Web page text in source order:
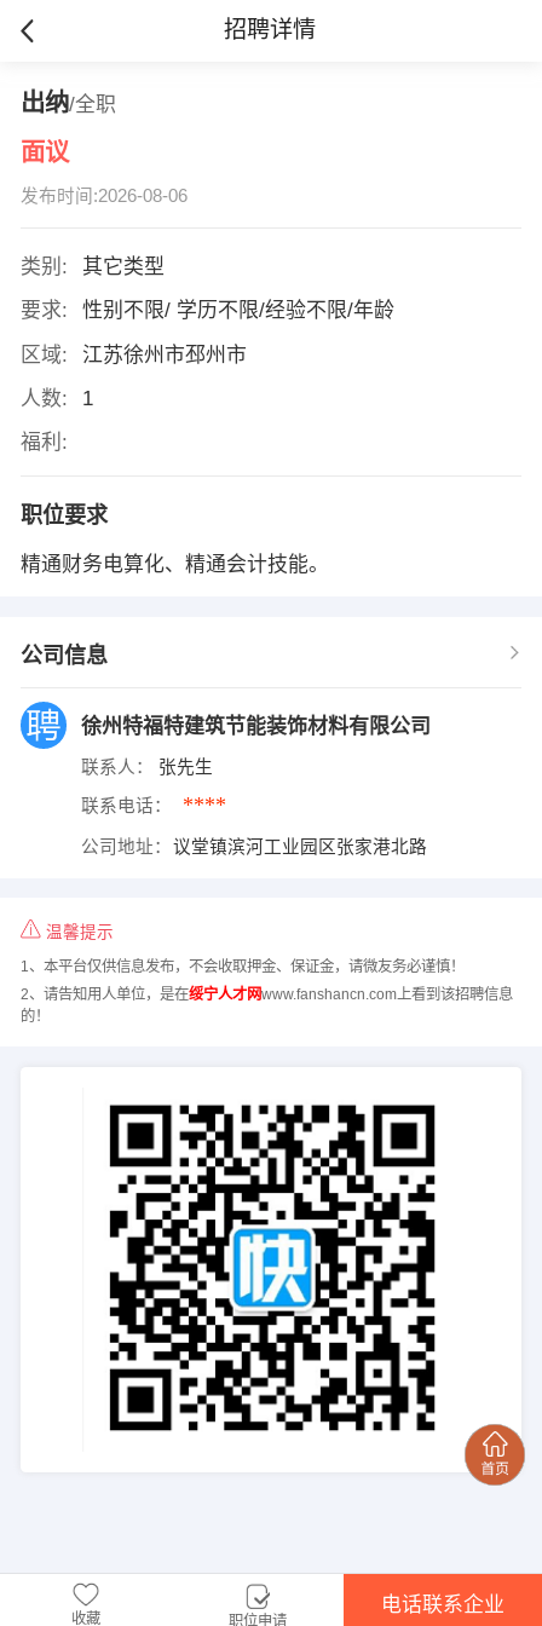
招聘详情
出纳/全职
面议
发布时间:2026-08-06
类别:
其它类型
要求:
性别不限/ 学历不限/经验不限/年龄
区域:
江苏徐州市邳州市
人数:
1
福利:
职位要求
精通财务电算化、精通会计技能。
公司信息
徐州特福特建筑节能装饰材料有限公司
联系人： 张先生
联系电话： ****
公司地址： 议堂镇滨河工业园区张家港北路
温馨提示
1、本平台仅供信息发布，不会收取押金、保证金，请微友务必谨慎！
2、请告知用人单位，是在绥宁人才网www.fanshancn.com上看到该招聘信息
的！
收藏 职位申请
电话联系企业